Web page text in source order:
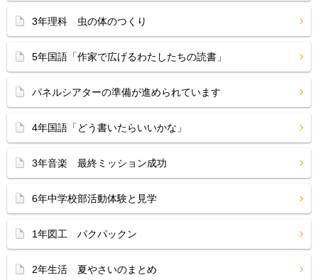
3年理科 虫の体のつくり
5年国語「作家で広げるわたしたちの読書」
パネルシアターの準備が進められています
4年国語「どう書いたらいいかな」
3年音楽 最終ミッション成功
6年中学校部活動体験と見学
1年図工 パクパックン
2年生活 夏やさいのまとめ